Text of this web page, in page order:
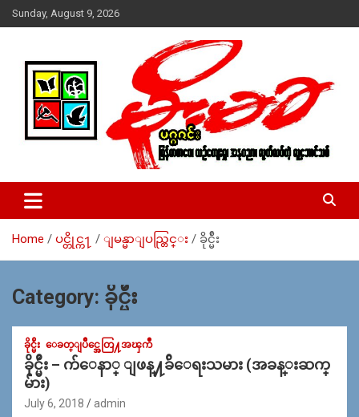
Skip
to
Sunday, August 9, 2026
MoeMaKa Burmese News &
Media
ယ္ေရး – အမွတ္ ၂၅၄၊ ပထပ္၊ လမ္း ၄၀၊ ေက်ာက္တံတား၊ ရန္ကုန္။
(ဖုုံး – ၀၉ ၂၅၂ ၂၄၉ ၀၉၄ ၊ ၀၉ ၄၂၁ ၇၄၃ ၇၅၃ ၊ ၀၉ ၅၀၄ ၁၀ ၅၈) ျ
ဇာေစ်းသစ္ ။ ၀၉ ၇၈၆၈၃၇ ၃၀၅ / ၀၉ ၉၆၃၆၉၉၈၃၄
Home ပင္တိုင္က႑ ျမန္မာျပည္တြင္း ခိုင္မ်ဴိး
Category: ခိုင္မ်ဴိး
ခိုင္မ်ဴိး ေခတ္ျပိဳင္အေတြ႔အၾကဳံ
ခိုင္မ်ဴိး – က်​​ေနာ္ ​ျဖန္​႔ခ်ိ​ေရးသမား (အခန္းဆက္
မ်ား)
July 6, 2018 admin